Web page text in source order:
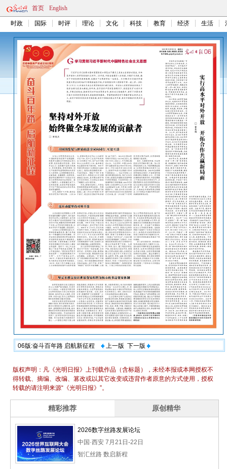
首页 English
时政 国际 时评 理论 文化 科技 教育 经济 生活
06版:奋斗百年路 启航新征程 上一版 下一版